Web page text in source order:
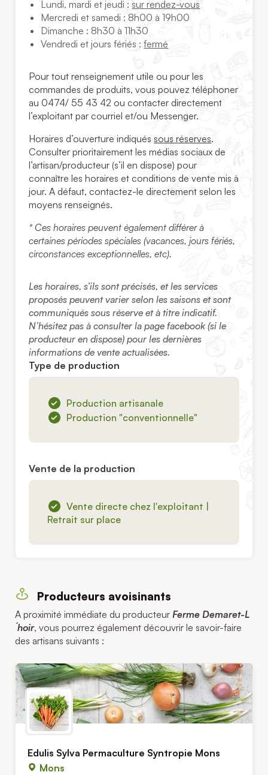
Lundi, mardi et jeudi :sur rendez-vous
Mercredi et samedi : 8h00 à 19h00
Dimanche : 8h30 à 11h30
Vendredi et jours fériés :fermé
Pour tout renseignement utile ou pour les
commandes de produits, vous pouvez téléphoner
au 0474/ 55 43 42 ou contacter directement
l’exploitant par courriel et/ou Messenger.
Horaires d’ouverture indiquéssous réserves.
Consulter prioritairement les médias sociaux de
l’artisan/producteur (s’il en dispose) pour
connaître les horaires et conditions de vente mis à
jour. A défaut, contactez-le directement selon les
moyens renseignés.
* Ces horaires peuvent également différer à
certaines périodes spéciales (vacances, jours fériés,
circonstances exceptionnelles, etc).
Les horaires, s’ils sont précisés, et les services
proposés peuvent varier selon les saisons et sont
communiqués sous réserve et à titre indicatif.
N’hésitez pas à consulter la page facebook (si le
producteur en dispose) pour les dernières
informations de vente actualisées.
Type de production
Production artisanale
Production "conventionnelle"
Vente de la production
Vente directe chez l'exploitant |
Retrait sur place
Producteurs avoisinants
A proximité immédiate du producteur Ferme Demaret-L
´hoir, vous pourrez également découvrir le savoir-faire
des artisans suivants :
Edulis Sylva Permaculture Syntropie Mons
Mons